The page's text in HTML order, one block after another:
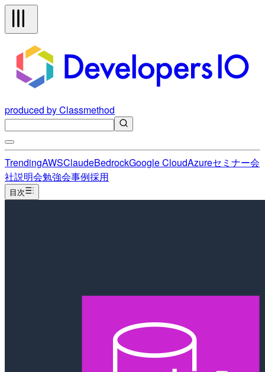
produced by Classmethod
TrendingAWSClaudeBedrockGoogle CloudAzureセミナー会
社説明会勉強会事例採用
目次